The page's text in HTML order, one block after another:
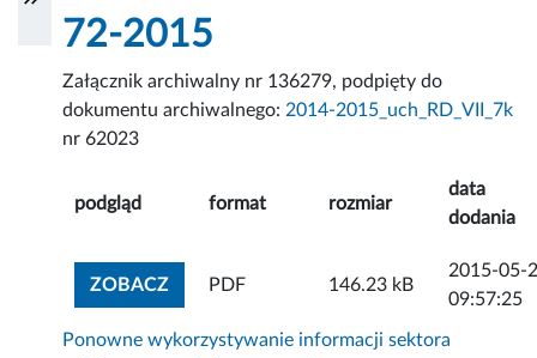
72-2015
Załącznik archiwalny nr 136279, podpięty do
dokumentu archiwalnego: 2014-2015_uch_RD_VII_7k
nr 62023
podgląd format rozmiar
data
dodania
ZOBACZZOBACZ ZAŁĄCZNIK
PDF 146.23 kB
2015-05-
09:57:25
Ponowne wykorzystywanie informacji sektora